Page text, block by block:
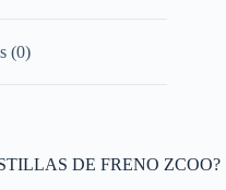
(0)
DE FRENO ZCOO?